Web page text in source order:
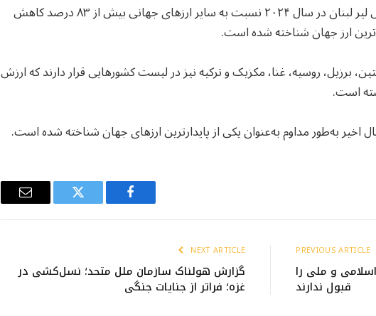
براساس اطلاعات این موسسه، ارزش لیر لبنان در سال ۲۰۲۴ نسبت به سایر ارزهای جهانی بیش از ۸۳ درصد کاهش
ارز جهان شناخته شده است.
برزیل، روسیه، غنا، مکزیک و ترکیه نیز در لیست کشورهایی قرار دارند که ارزش
است.
به‌طور مداوم به‌عنوان یکی از پایدارترین ارزهای جهان شناخته شده است.
Facebook
Twitter
Email
و ملی را
قبول ندارند
NEXT ARTICLE
گزارش هولناک سازمان ملل متحد؛ نسل‌کشی در
غزه؛ فراتر از جنایات جنگی